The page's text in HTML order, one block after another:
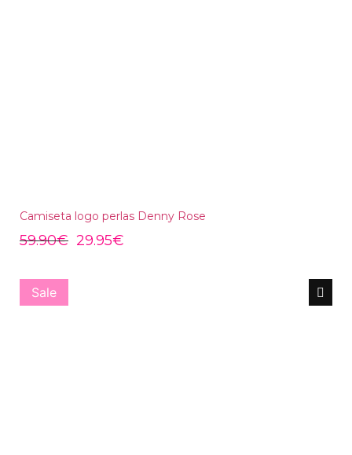
Camiseta logo perlas Denny Rose
59.90€ 29.95€
Sale